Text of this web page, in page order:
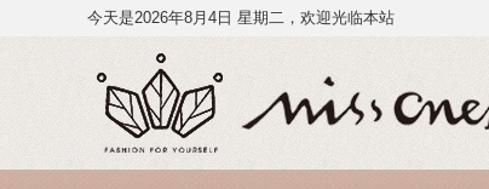
今天是2026年8月4日 星期二，欢迎光临本站